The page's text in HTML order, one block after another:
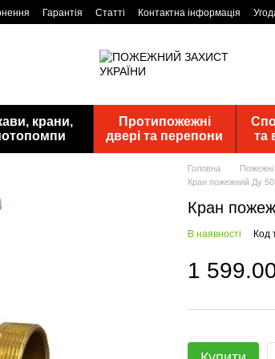
Гарантія Статті Контактна інформація
крани,
Протипожежні
двері та перепони
та
Головна
Кран пожежний Ду 50
Кран
В наявності Код
1